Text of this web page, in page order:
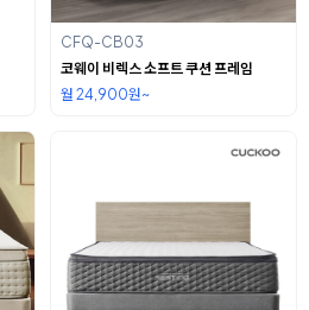
CFQ-CB03
코웨이 비렉스 소프트 쿠션 프레임
월 24,900원~